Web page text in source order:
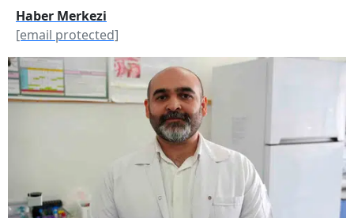
Haber Merkezi
[email protected]